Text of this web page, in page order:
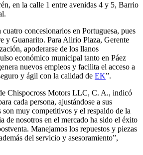
en la calle 1 entre avenidas 4 y 5, Barrio
concesionarios en Portuguesa, pues
y Guanarito. Para Alirio Plaza, Gerente
apoderarse de los llanos
económico municipal tanto en Páez
nuevos empleos y facilita el acceso a
y ágil con la calidad de EK”.
Chispocross Motors LLC, C. A., indicó
cada persona, ajustándose a sus
son muy competitivos y el respaldo de la
de nosotros en el mercado ha sido el éxito
Manejamos los repuestos y piezas
del servicio y asesoramiento”,